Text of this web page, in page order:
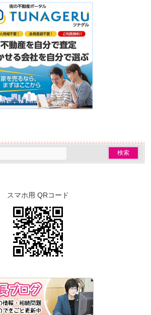
スマホ用 QRコード